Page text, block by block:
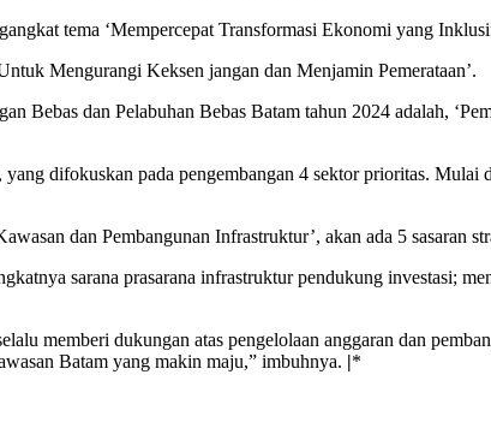
tema ‘Mempercepat Transformasi Ekonomi yang
Mengurangi Keksen jangan dan Menjamin Pemerataan’.
Bebas dan Pelabuhan Bebas Batam tahun 2024 adalah,
difokuskan pada pengembangan 4 sektor prioritas.
dan Pembangunan Infrastruktur’, akan ada 5 sasaran
sarana prasarana infrastruktur pendukung investasi;
memberi dukungan atas pengelolaan anggaran dan
Batam yang makin maju,” imbuhnya. |*